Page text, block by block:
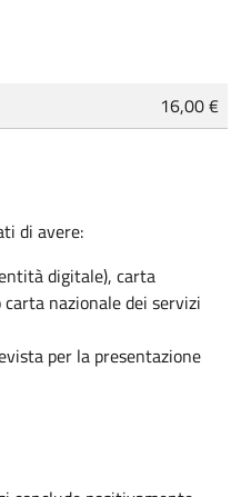
16,00 €
di avere:
digitale), carta
nazionale dei servizi
per la presentazione